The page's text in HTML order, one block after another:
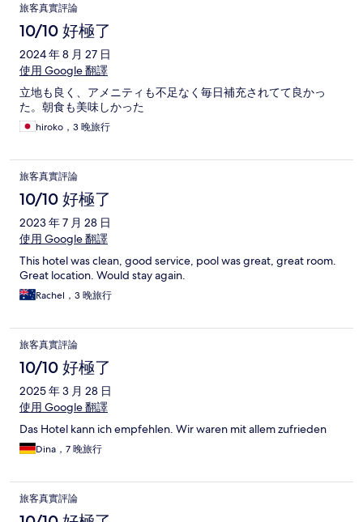
旅客真實評論
10/10 好極了
2024 年 8 月 27 日
使用 Google 翻譯
立地も良く、アメニティも不足なく毎日補充されてて良かっ
た。朝食も美味しかった
hiroko，3 晚旅行
旅客真實評論
10/10 好極了
2023 年 7 月 28 日
使用 Google 翻譯
This hotel was clean, good service, pool was great, great room.
Great location. Would stay again.
Rachel，3 晚旅行
旅客真實評論
10/10 好極了
2025 年 3 月 28 日
使用 Google 翻譯
Das Hotel kann ich empfehlen. Wir waren mit allem zufrieden
Dina，7 晚旅行
旅客真實評論